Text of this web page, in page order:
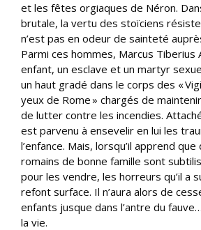
et les fêtes orgiaques de Néron.
brutale, la vertu des stoïciens
n’est pas en odeur de sainteté
Parmi ces hommes, Marcus Tiberius
enfant, un esclave et un martyr
un haut gradé dans le corps des «
yeux de Rome » chargés de
de lutter contre les incendies.
est parvenu à ensevelir en lui les
l’enfance. Mais, lorsqu’il apprend
romains de bonne famille sont
pour les vendre, les horreurs qu’il a
refont surface. Il n’aura alors de
enfants jusque dans l’antre du
la vie.